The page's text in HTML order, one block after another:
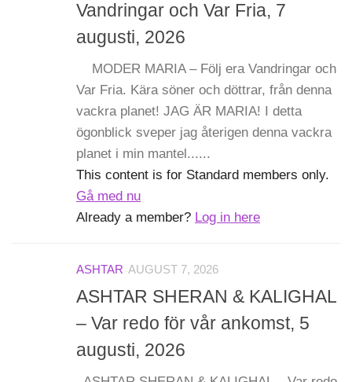
Vandringar och Var Fria, 7
augusti, 2026
MODER MARIA – Följ era Vandringar och
Var Fria. Kära söner och döttrar, från denna
vackra planet! JAG ÄR MARIA! I detta
ögonblick sveper jag återigen denna vackra
planet i min mantel......
This content is for Standard members only.
Gå med nu
Already a member? Log in here
ASHTAR AUGUST 7, 2026
ASHTAR SHERAN & KALIGHAL
– Var redo för vår ankomst, 5
augusti, 2026